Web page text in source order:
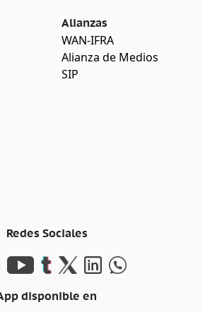
Alianzas
WAN-IFRA
Alianza de Medios
SIP
Redes Sociales
disponible en